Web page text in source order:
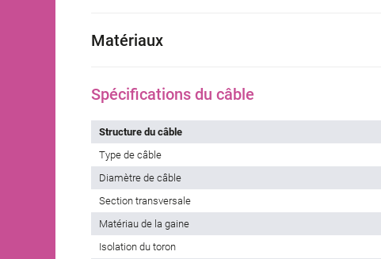
Matériaux
Spécifications du câble
Structure du câble
Type de câble
Diamètre de câble
Section transversale
Matériau de la gaine
Isolation du toron